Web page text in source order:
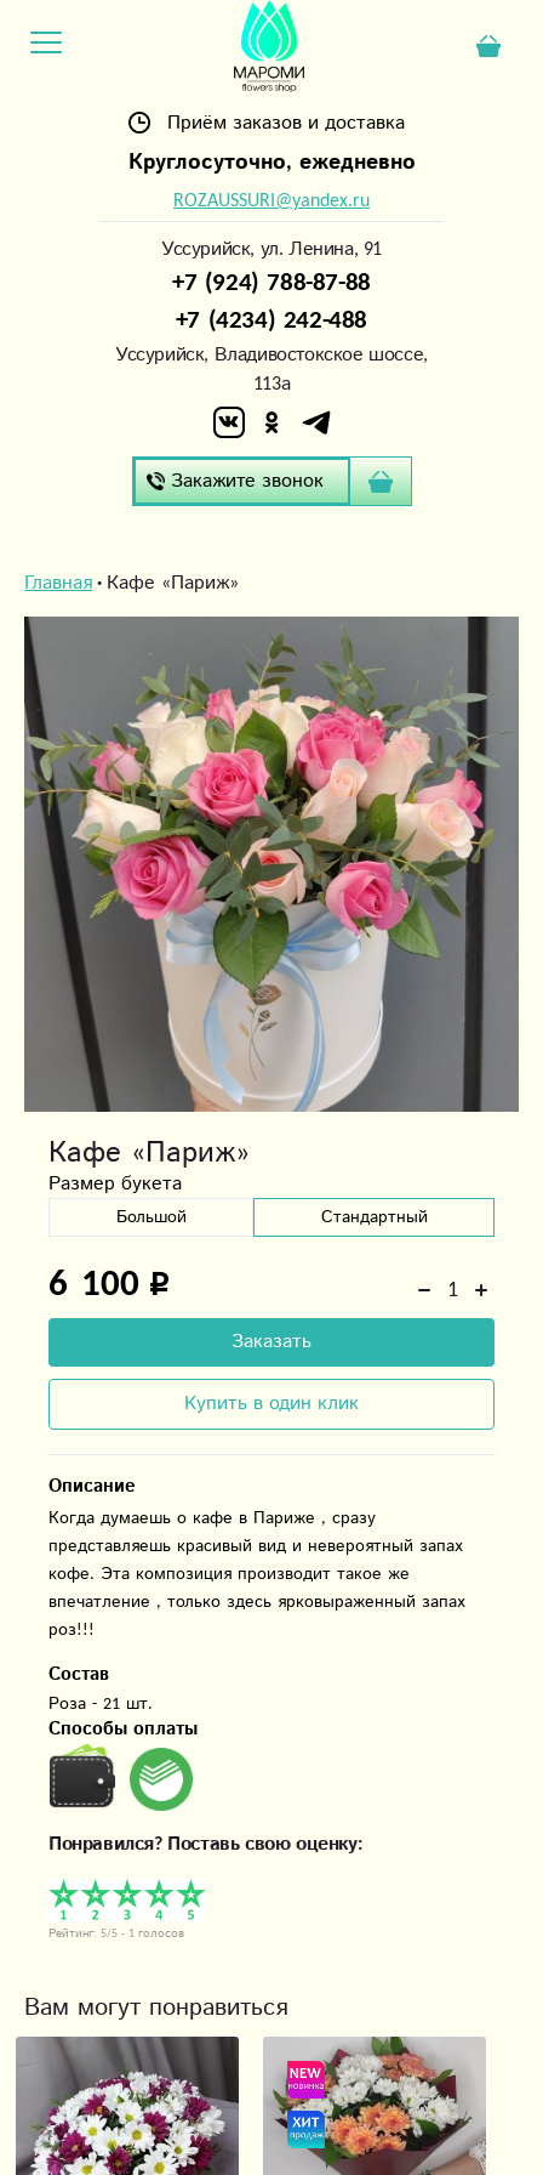
Приём заказов и доставка
Круглосуточно, ежедневно
ROZAUSSURI@yandex.ru
Уссурийск, ул. Ленина, 91
+7 (924) 788-87-88
+7 (4234) 242-488
Уссурийск, Владивостокское шоссе,
113а
Закажите звонок
Главная Кафе «Париж»
Кафе «Париж»
Размер букета
Большой Стандартный
6 100
Заказать
Купить в один клик
Описание
Когда думаешь о кафе в Париже , сразу
представляешь красивый вид и невероятный запах
кофе. Эта композиция производит такое же
впечатление , только здесь ярковыраженный запах
роз!!!
Состав
Роза - 21 шт.
Способы оплаты
Понравился? Поставь свою оценку:
Рейтинг: 5/5 - 1 голосов
Вам могут понравиться